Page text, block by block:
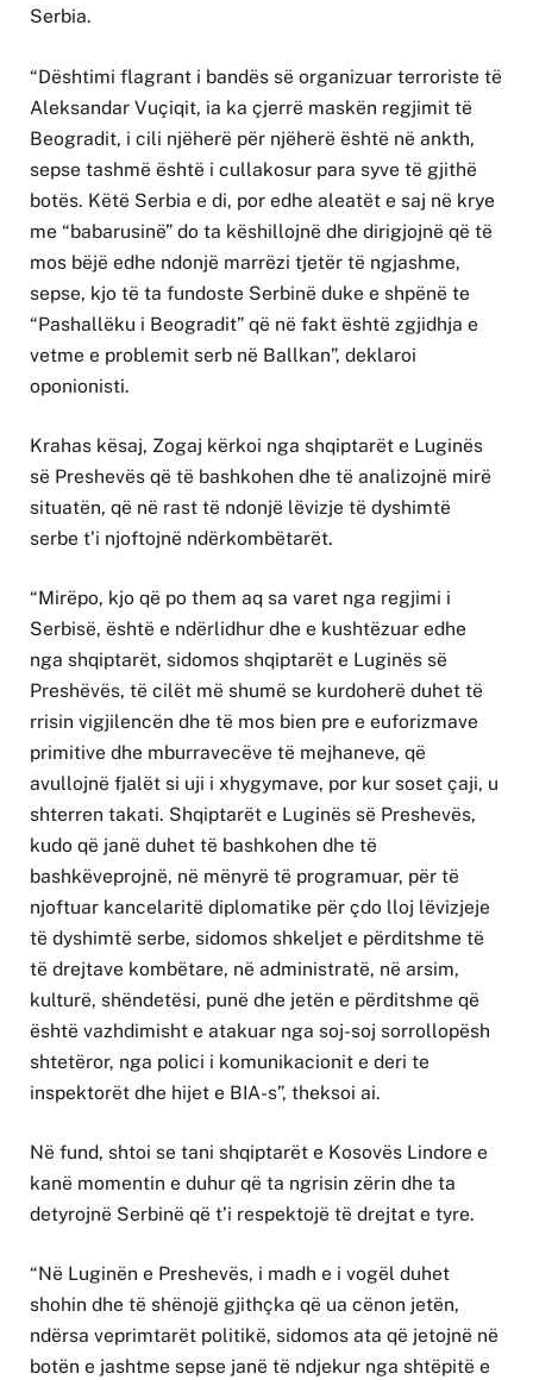
Serbia.
“Dështimi flagrant i bandës së organizuar terroriste të
Aleksandar Vuçiqit, ia ka çjerrë maskën regjimit të
Beogradit, i cili njëherë për njëherë është në ankth,
sepse tashmë është i cullakosur para syve të gjithë
botës. Këtë Serbia e di, por edhe aleatët e saj në krye
me “babarusinë” do ta këshillojnë dhe dirigjojnë që të
mos bëjë edhe ndonjë marrëzi tjetër të ngjashme,
sepse, kjo të ta fundoste Serbinë duke e shpënë te
“Pashallëku i Beogradit” që në fakt është zgjidhja e
vetme e problemit serb në Ballkan”, deklaroi
oponionisti.
Krahas kësaj, Zogaj kërkoi nga shqiptarët e Luginës
së Preshevës që të bashkohen dhe të analizojnë mirë
situatën, që në rast të ndonjë lëvizje të dyshimtë
serbe t’i njoftojnë ndërkombëtarët.
“Mirëpo, kjo që po them aq sa varet nga regjimi i
Serbisë, është e ndërlidhur dhe e kushtëzuar edhe
nga shqiptarët, sidomos shqiptarët e Luginës së
Preshëvës, të cilët më shumë se kurdoherë duhet të
rrisin vigjilencën dhe të mos bien pre e euforizmave
primitive dhe mburravecëve të mejhaneve, që
avullojnë fjalët si uji i xhygymave, por kur soset çaji, u
shterren takati. Shqiptarët e Luginës së Preshevës,
kudo që janë duhet të bashkohen dhe të
bashkëveprojnë, në mënyrë të programuar, për të
njoftuar kancelaritë diplomatike për çdo lloj lëvizjeje
të dyshimtë serbe, sidomos shkeljet e përditshme të
të drejtave kombëtare, në administratë, në arsim,
kulturë, shëndetësi, punë dhe jetën e përditshme që
është vazhdimisht e atakuar nga soj-soj sorrollopësh
shtetëror, nga polici i komunikacionit e deri te
inspektorët dhe hijet e BIA-s”, theksoi ai.
Në fund, shtoi se tani shqiptarët e Kosovës Lindore e
kanë momentin e duhur që ta ngrisin zërin dhe ta
detyrojnë Serbinë që t’i respektojë të drejtat e tyre.
“Në Luginën e Preshevës, i madh e i vogël duhet
shohin dhe të shënojë gjithçka që ua cënon jetën,
ndërsa veprimtarët politikë, sidomos ata që jetojnë në
botën e jashtme sepse janë të ndjekur nga shtëpitë e